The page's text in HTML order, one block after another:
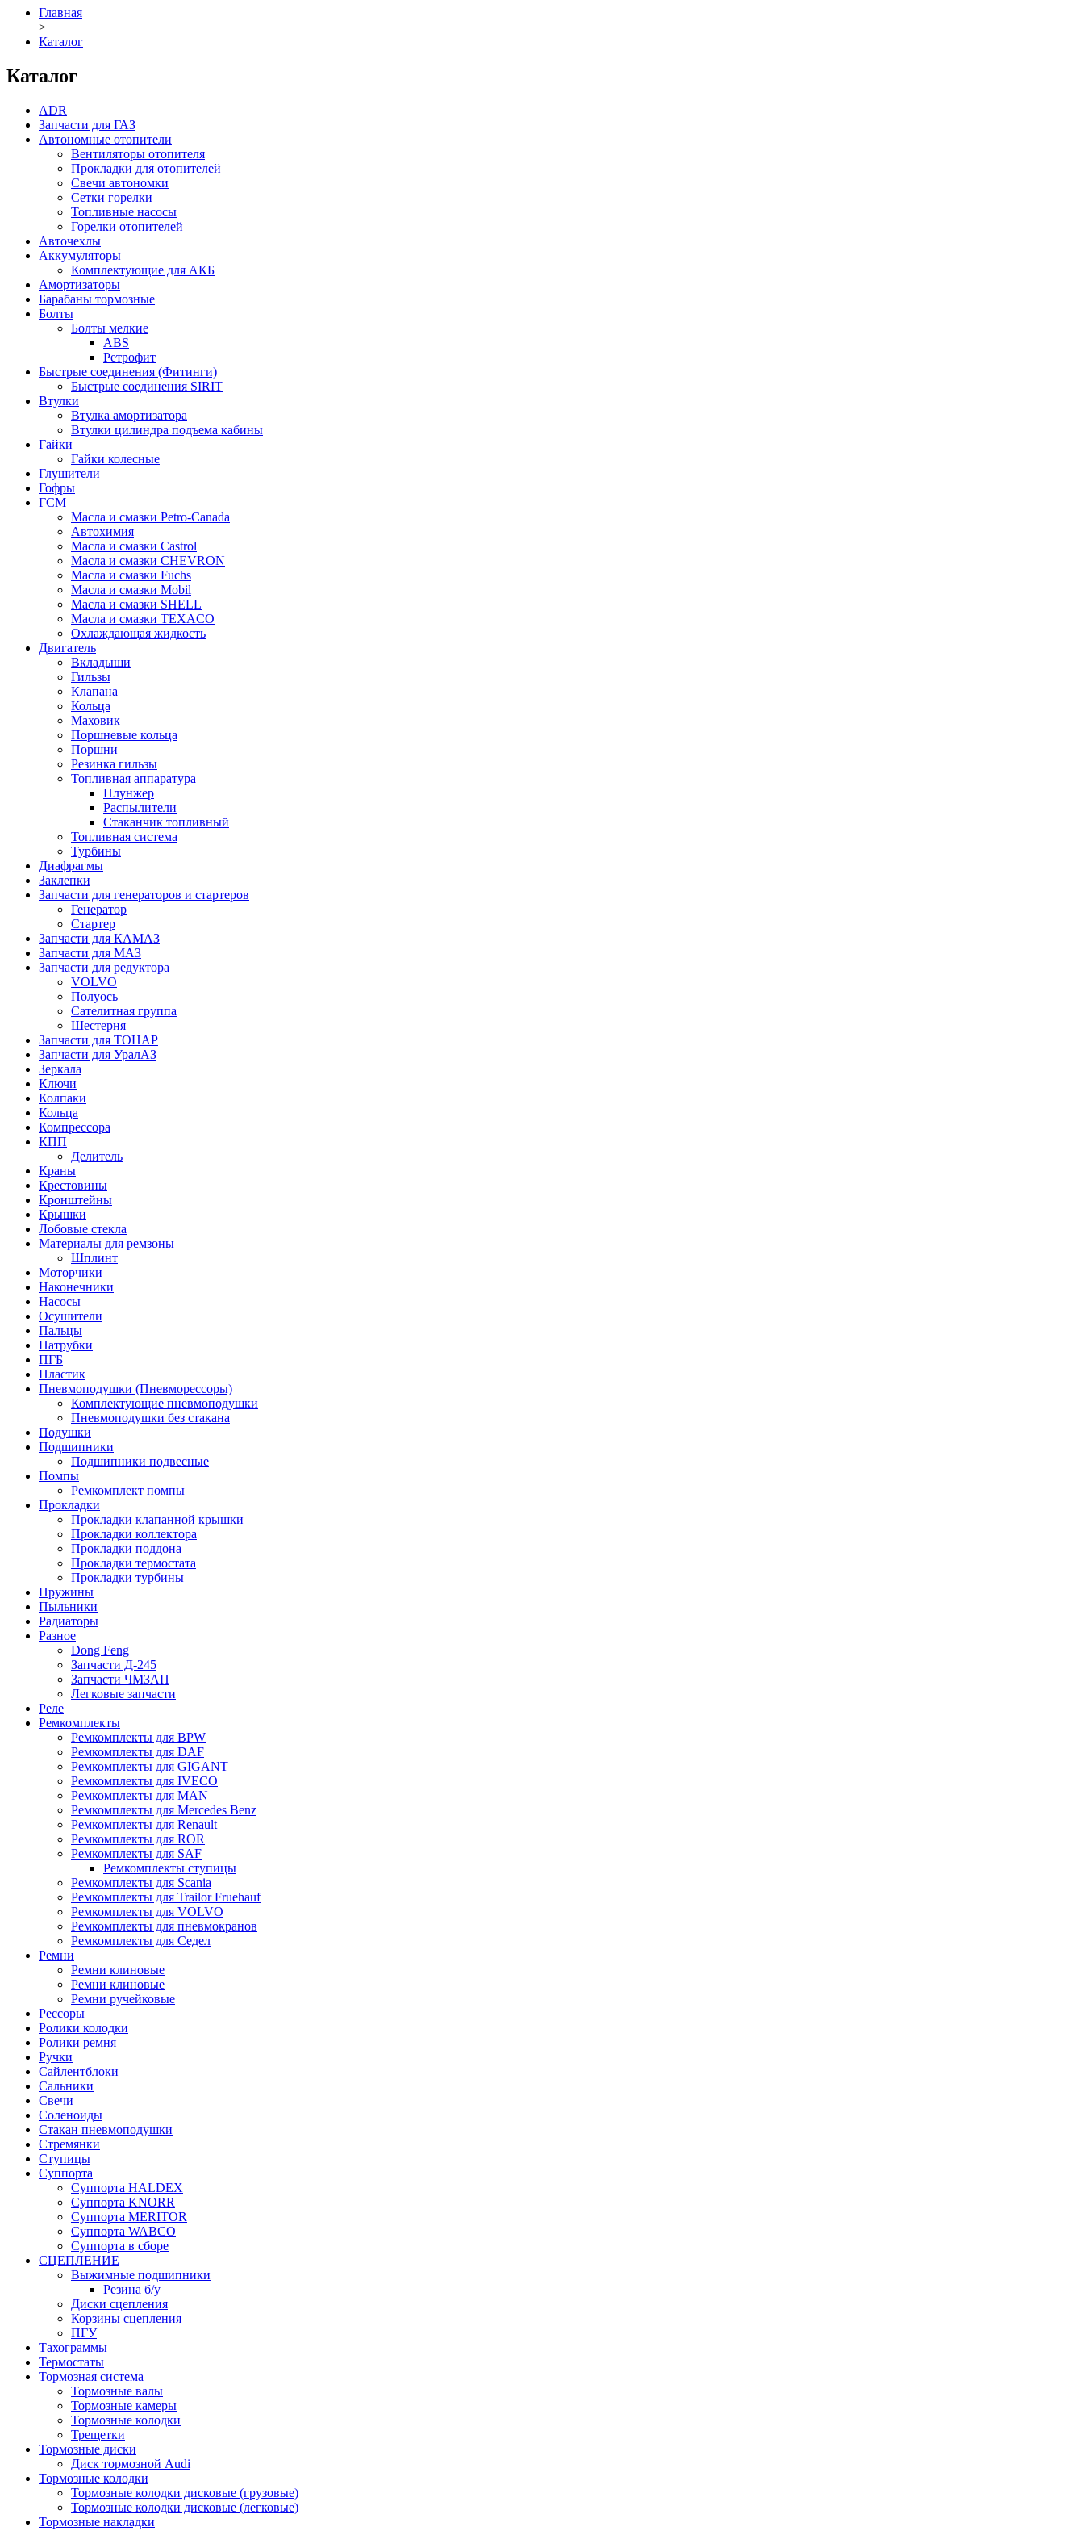
Главная
>
Каталог
Каталог
ADR
Запчасти для ГАЗ
Автономные отопители
Вентиляторы отопителя
Прокладки для отопителей
Свечи автономки
Сетки горелки
Топливные насосы
Горелки отопителей
Авточехлы
Аккумуляторы
Комплектующие для АКБ
Амортизаторы
Барабаны тормозные
Болты
Болты мелкие
ABS
Ретрофит
Быстрые соединения (Фитинги)
Быстрые соединения SIRIT
Втулки
Втулка амортизатора
Втулки цилиндра подъема кабины
Гайки
Гайки колесные
Глушители
Гофры
ГСМ
Масла и смазки Petro-Canada
Автохимия
Масла и смазки Castrol
Масла и смазки CHEVRON
Масла и смазки Fuchs
Масла и смазки Mobil
Масла и смазки SHELL
Масла и смазки TEXACO
Охлаждающая жидкость
Двигатель
Вкладыши
Гильзы
Клапана
Кольца
Маховик
Поршневые кольца
Поршни
Резинка гильзы
Топливная аппаратура
Плунжер
Распылители
Стаканчик топливный
Топливная система
Турбины
Диафрагмы
Заклепки
Запчасти для генераторов и стартеров
Генератор
Стартер
Запчасти для КАМАЗ
Запчасти для МАЗ
Запчасти для редуктора
VOLVO
Полуось
Сателитная группа
Шестерня
Запчасти для ТОНАР
Запчасти для УралАЗ
Зеркала
Ключи
Колпаки
Кольца
Компрессора
КПП
Делитель
Краны
Крестовины
Кронштейны
Крышки
Лобовые стекла
Материалы для ремзоны
Шплинт
Моторчики
Наконечники
Насосы
Осушители
Пальцы
Патрубки
ПГБ
Пластик
Пневмоподушки (Пневморессоры)
Комплектующие пневмоподушки
Пневмоподушки без стакана
Подушки
Подшипники
Подшипники подвесные
Помпы
Ремкомплект помпы
Прокладки
Прокладки клапанной крышки
Прокладки коллектора
Прокладки поддона
Прокладки термостата
Прокладки турбины
Пружины
Пыльники
Радиаторы
Разное
Dong Feng
Запчасти Д-245
Запчасти ЧМЗАП
Легковые запчасти
Реле
Ремкомплекты
Ремкомплекты для BPW
Ремкомплекты для DAF
Ремкомплекты для GIGANT
Ремкомплекты для IVECO
Ремкомплекты для MAN
Ремкомплекты для Mercedes Benz
Ремкомплекты для Renault
Ремкомплекты для ROR
Ремкомплекты для SAF
Ремкомплекты ступицы
Ремкомплекты для Scania
Ремкомплекты для Trailor Fruehauf
Ремкомплекты для VOLVO
Ремкомплекты для пневмокранов
Ремкомплекты для Седел
Ремни
Ремни клиновые
Ремни клиновые
Ремни ручейковые
Рессоры
Ролики колодки
Ролики ремня
Ручки
Сайлентблоки
Сальники
Свечи
Соленоиды
Стакан пневмоподушки
Стремянки
Ступицы
Суппорта
Суппорта HALDEX
Суппорта KNORR
Суппорта MERITOR
Суппорта WABCO
Суппорта в сборе
СЦЕПЛЕНИЕ
Выжимные подшипники
Резина б/у
Диски сцепления
Корзины сцепления
ПГУ
Тахограммы
Термостаты
Тормозная система
Тормозные валы
Тормозные камеры
Тормозные колодки
Трещетки
Тормозные диски
Диск тормозной Audi
Тормозные колодки
Тормозные колодки дисковые (грузовые)
Тормозные колодки дисковые (легковые)
Тормозные накладки